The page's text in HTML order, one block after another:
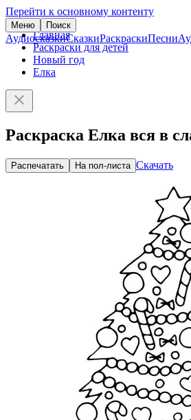
Перейти к основному контенту
Меню Поиск
АудиосказкиСказкиРаскраскиПесни
Главная
Раскраски для детей
Новый год
Елка
Раскраска Елка вся в
Распечатать На пол-листа Скачать